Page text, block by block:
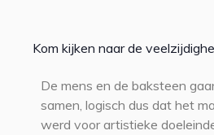
Kom kijken naar de
De mens en de baksteen
samen, logisch dus dat het
werd voor artistieke